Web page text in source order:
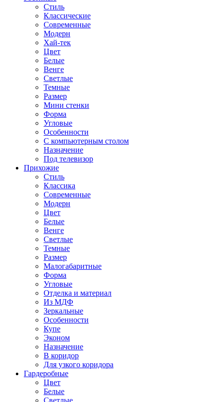
Стиль
Классические
Современные
Модерн
Хай-тек
Цвет
Белые
Венге
Светлые
Темные
Размер
Мини стенки
Форма
Угловые
Особенности
С компьютерным столом
Назначение
Под телевизор
Прихожие
Стиль
Классика
Современные
Модерн
Цвет
Белые
Венге
Светлые
Темные
Размер
Малогабаритные
Форма
Угловые
Отделка и материал
Из МДФ
Зеркальные
Особенности
Купе
Эконом
Назначение
В коридор
Для узкого коридора
Гардеробные
Цвет
Белые
Светлые